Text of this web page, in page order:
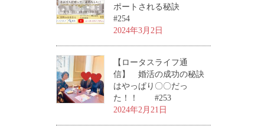
ポートされる秘訣
#254
2024年3月2日
【ロータスライフ通
信】 婚活の成功の秘訣
はやっぱり〇〇だっ
た！！ #253
2024年2月21日